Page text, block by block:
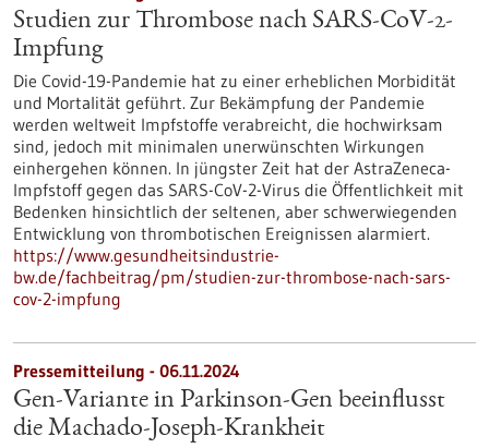
Studien zur Thrombose nach SARS-CoV-2-
Impfung
Die Covid-19-Pandemie hat zu einer erheblichen Morbidität
und Mortalität geführt. Zur Bekämpfung der Pandemie
werden weltweit Impfstoffe verabreicht, die hochwirksam
sind, jedoch mit minimalen unerwünschten Wirkungen
einhergehen können. In jüngster Zeit hat der AstraZeneca-
Impfstoff gegen das SARS-CoV-2-Virus die Öffentlichkeit mit
Bedenken hinsichtlich der seltenen, aber schwerwiegenden
Entwicklung von thrombotischen Ereignissen alarmiert.
https://www.gesundheitsindustrie-
bw.de/fachbeitrag/pm/studien-zur-thrombose-nach-sars-
cov-2-impfung
Pressemitteilung - 06.11.2024
Gen-Variante in Parkinson-Gen beeinflusst
die Machado-Joseph-Krankheit